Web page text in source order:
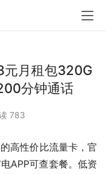
元月租包320G
分钟通话
783
高性价比流量卡，官
APP可查套餐。低资